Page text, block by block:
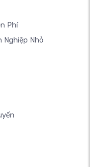
Phí
Nghiệp Nhỏ